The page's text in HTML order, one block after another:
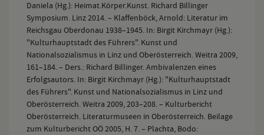
Daniela (Hg.): Heimat.Körper.Kunst. Richard Billinger
Symposium. Linz 2014. – Klaffenböck, Arnold: Literatur im
Reichsgau Oberdonau 1938–1945. In: Birgit Kirchmayr (Hg.):
"Kulturhauptstadt des Führers". Kunst und
Nationalsozialismus in Linz und Oberösterreich. Weitra 2009,
161–184. – Ders.: Richard Billinger. Ambivalenzen eines
Erfolgsautors. In: Birgit Kirchmayr (Hg.): "Kulturhauptstadt
des Führers". Kunst und Nationalsozialismus in Linz und
Oberösterreich. Weitra 2009, 203–208. – Kulturbericht
Oberösterreich. Literaturmuseen in Oberösterreich. Beilage
zum Kulturbericht OÖ 2005, H. 7. – Plachta, Bodo: